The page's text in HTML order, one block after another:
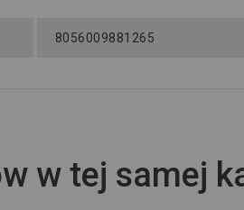
8056009881265
w tej samej